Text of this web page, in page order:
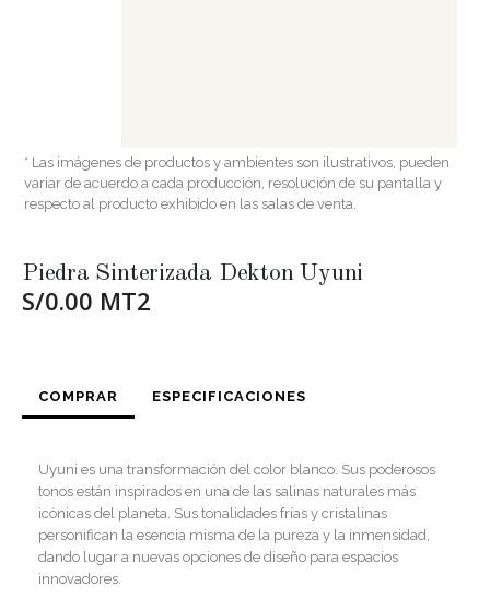
* Las imágenes de productos y ambientes son ilustrativos, pueden
variar de acuerdo a cada producción, resolución de su pantalla y
respecto al producto exhibido en las salas de venta.
Piedra Sinterizada Dekton Uyuni
S/0.00 MT2
COMPRAR ESPECIFICACIONES
Uyuni es una transformación del color blanco. Sus poderosos
tonos están inspirados en una de las salinas naturales más
icónicas del planeta. Sus tonalidades frías y cristalinas
personifican la esencia misma de la pureza y la inmensidad,
dando lugar a nuevas opciones de diseño para espacios
innovadores.